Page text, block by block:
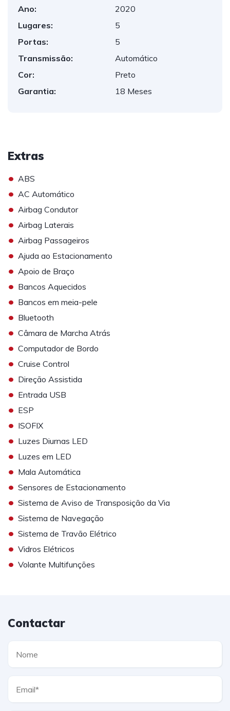
Ano:
2020
Lugares:
5
Portas:
5
Transmissão:
Automático
Cor:
Preto
Garantia:
18 Meses
Extras
• ABS
• AC Automático
• Airbag Condutor
• Airbag Laterais
• Airbag Passageiros
• Ajuda ao Estacionamento
• Apoio de Braço
• Bancos Aquecidos
• Bancos em meia-pele
• Bluetooth
• Câmara de Marcha Atrás
• Computador de Bordo
• Cruise Control
• Direção Assistida
• Entrada USB
• ESP
• ISOFIX
• Luzes Diurnas LED
• Luzes em LED
• Mala Automática
• Sensores de Estacionamento
• Sistema de Aviso de Transposição da Via
• Sistema de Navegação
• Sistema de Travão Elétrico
• Vidros Elétricos
• Volante Multifunções
Contactar